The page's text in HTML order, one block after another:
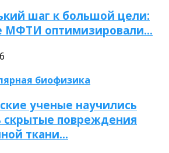
шаг к большой цели:
МФТИ оптимизировали…
биофизика
ученые научились
скрытые повреждения
ткани…